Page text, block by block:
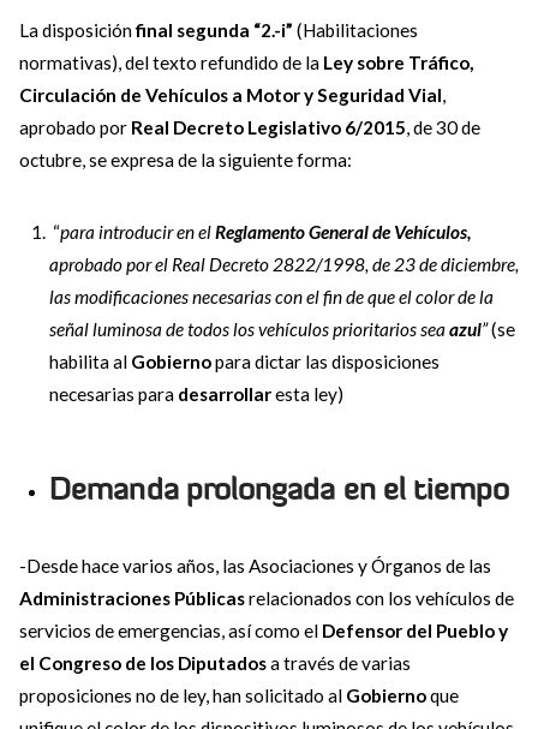
La disposiciónfinal segunda “2.-i” (Habilitaciones
normativas), del texto refundido de la Ley sobre Tráfico,
Circulación de Vehículos a Motor y Seguridad Vial,
aprobado por Real Decreto Legislativo 6/2015, de 30 de
octubre, se expresa de la siguiente forma:
“para introducir en elReglamento General de Vehículos,
aprobado por el Real Decreto 2822/1998, de 23 de diciembre,
las modificaciones necesarias con el fin de que el color de la
señal luminosa de todos los vehículos prioritarios seaazul”(se
habilita al Gobiernopara dictar las disposiciones
necesarias para desarrollaresta ley)
Demanda prolongada en el tiempo
-Desde hace varios años, las Asociaciones y Órganos de las
Administraciones Públicasrelacionados con los vehículos de
servicios de emergencias, así como el Defensor del Pueblo y
el Congreso de los Diputadosa través de varias
proposiciones no de ley, han solicitado al Gobiernoque